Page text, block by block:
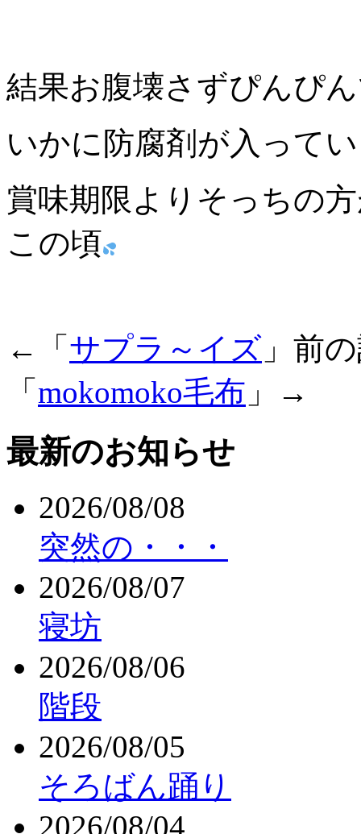
結果お腹壊さずぴんぴ
いかに防腐剤が入って
賞味期限よりそっちの
この頃
←「 サプラ～イズ 」前
「 mokomoko毛布 」→
最新のお知らせ
2026/08/08
突然の・・・
2026/08/07
寝坊
2026/08/06
階段
2026/08/05
そろばん踊り
2026/08/04